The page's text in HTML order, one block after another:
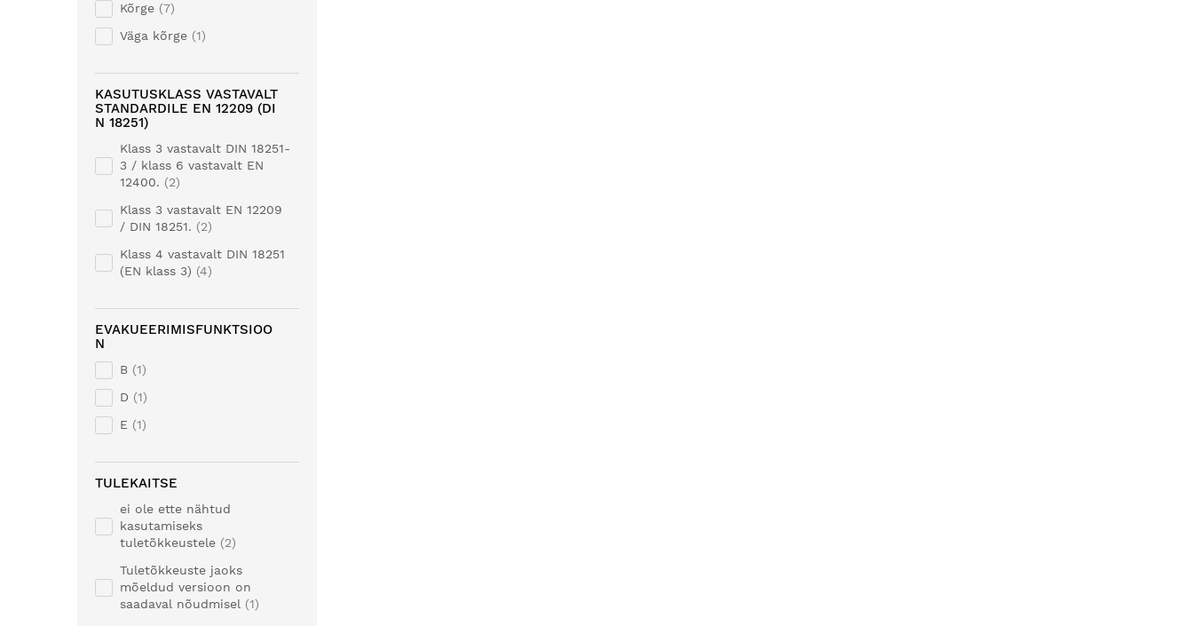
Kõrge
7
Väga kõrge
1
KASUTUSKLASS VASTAVALT
STANDARDILE EN 12209 (DI
N 18251)
Klass 3 vastavalt DIN 18251-
3 / klass 6 vastavalt EN
12400.
2
Klass 3 vastavalt EN 12209
/ DIN 18251.
2
Klass 4 vastavalt DIN 18251
(EN klass 3)
4
EVAKUEERIMISFUNKTSIOO
N
B
1
D
1
E
1
TULEKAITSE
ei ole ette nähtud
kasutamiseks
tuletõkkeustele
2
Tuletõkkeuste jaoks
mõeldud versioon on
saadaval nõudmisel
1